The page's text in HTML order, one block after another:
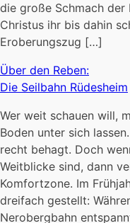
die große Schmach der
Christus ihr bis dahin
Eroberungszug […]
Über den Reben:
Die Seilbahn Rüdesheim
Wer weit schauen will,
Boden unter sich
recht behagt. Doch
Weitblicke sind, dann
Komfortzone. Im
dreifach gestellt:
Nerobergbahn